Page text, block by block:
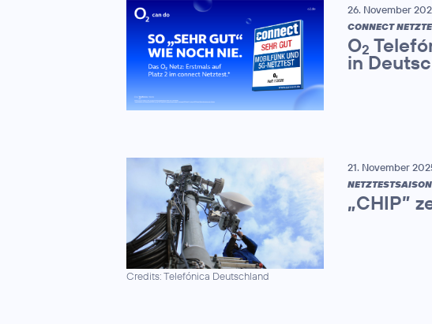
26. November
CONNECT
O2
in
Credits: Telefónica Deutschland
21. November
„CHIP”